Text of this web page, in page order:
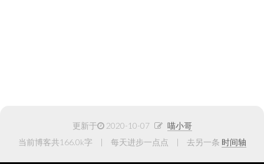
更新于 2020-10-07
喵小哥
当前博客共166.0k字
每天进步一点点 去另一条 时间轴